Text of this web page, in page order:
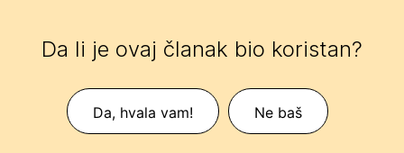
Da li je ovaj članak bio koristan?
Da, hvala vam! Ne baš